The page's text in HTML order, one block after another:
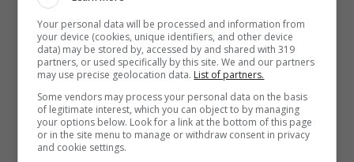
Entrare nella chat in cui vuoi condividere la
tua posizione, cliccare sulla graffetta che
apre le varie opzioni e poi seleziona
“Posizione”. A quel punto si aprirà una
mappa in cui un puntino blu indicherà il
Your personal data will be processed and information from
your device (cookies, unique identifiers, and other device
data) may be stored by, accessed by and shared with 319
partners, or used specifically by this site. We and our partners
may use precise geolocation data. List of partners.
Some vendors may process your personal data on the basis
of legitimate interest, which you can object to by managing
your options below. Look for a link at the bottom of this page
or in the site menu to manage or withdraw consent in privacy
and cookie settings.